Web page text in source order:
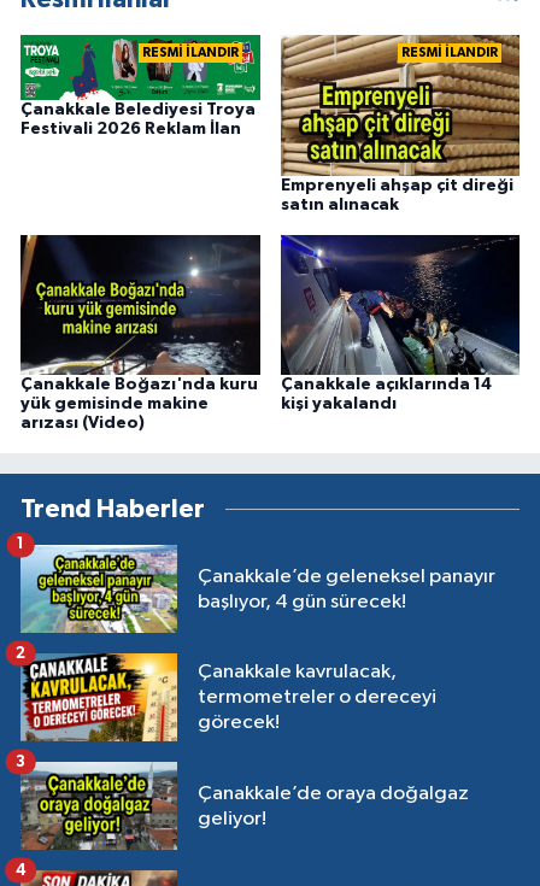
RESMİ İLANDIR
Çanakkale Belediyesi Troya
Festivali 2026 Reklam İlan
RESMİ İLANDIR
Emprenyeli ahşap çit direği
satın alınacak
Çanakkale Boğazı'nda kuru
yük gemisinde makine
arızası (Video)
Çanakkale açıklarında 14
kişi yakalandı
Trend Haberler
Çanakkale’de geleneksel panayır
başlıyor, 4 gün sürecek!
1
Çanakkale kavrulacak,
termometreler o dereceyi
görecek!
2
Çanakkale’de oraya doğalgaz
geliyor!
3
4